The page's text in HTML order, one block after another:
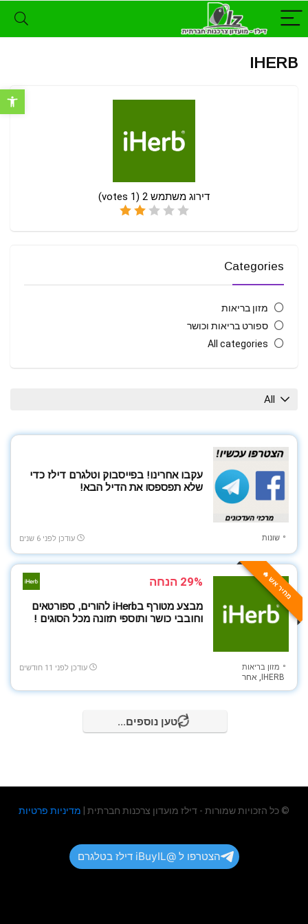
פתח
IHERB
דירוג משתמש 2
(
1
Categories
מזון בריאות
ספורט בריאות וכושר
All categories
All
עקבו אחרינו! בפייסבוק וטלגרם דילז כדי
שלא תפספסו את הדיל הבא!
שונות עודכן לפני 6 שנים
מחיר אש 🔥 29% הנחה
מבצע מטורף בiHerb להורים, ספורטאים
וחובבי כושר ותוספי תזונה מכל הסוגים !
מזון בריאות
IHERB
, אחר
עודכן לפני 11 חודשים
טען נוספים...
© כל הזכויות שמורות - דילז מועדון צרכנות חברתית | מדיניות פרטיות
הצטרפו ל @iBuyIL דילז בטלגרם